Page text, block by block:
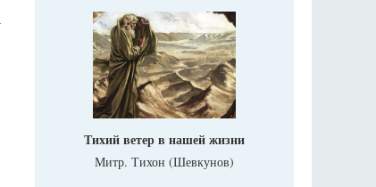
Тихий ветер в нашей жизни
Митр. Тихон (Шевкунов)